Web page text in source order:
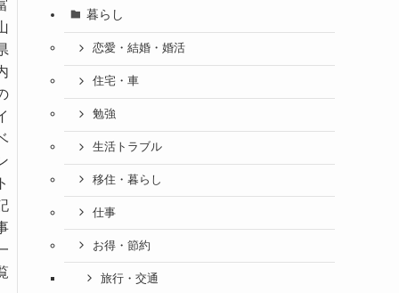
暮らし
恋愛・結婚・婚活
住宅・車
勉強
生活トラブル
移住・暮らし
仕事
お得・節約
旅行・交通